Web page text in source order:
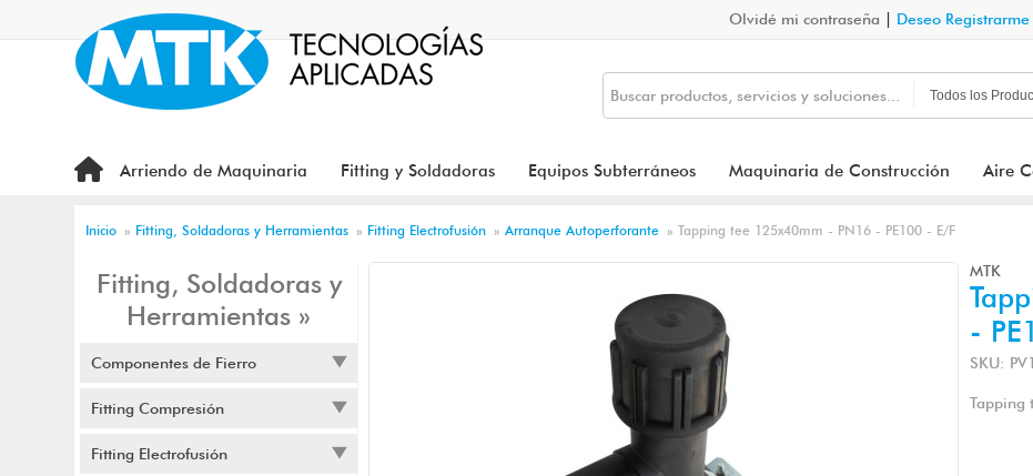
Olvidé mi contraseña Deseo Registrarme
Arriendo de Maquinaria Fitting y Soldadoras Equipos Subterráneos Maquinaria de Construcción Aire
Inicio » Fitting, Soldadoras y Herramientas » Fitting Electrofusión » Arranque Autoperforante » Tapping tee 125x40mm - PN16 - PE100 - E/F
Fitting, Soldadoras y
Herramientas »
Componentes de Fierro
Fitting Compresión
Fitting Electrofusión
MTK
-
SKU:
Tapping